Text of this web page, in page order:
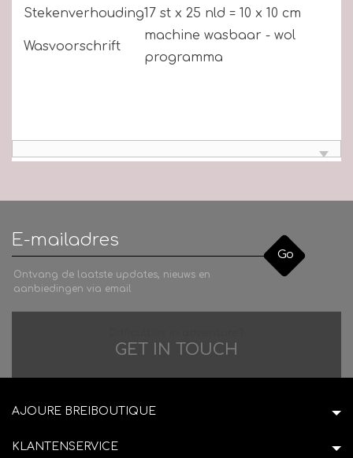
Stekenverhouding 17 st x 25 nld = 10 x 10 cm
Wasvoorschrift
machine wasbaar - wol
programma
Go
Ontvang de laatste updates, nieuws en
aanbiedingen via email
GET IN TOUCH
AJOURE BREIBOUTIQUE
KLANTENSERVICE